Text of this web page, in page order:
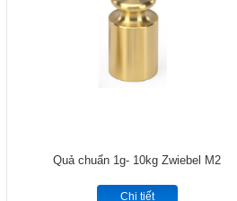
Quả chuẩn 1g- 10kg Zwiebel M2
Chi tiết